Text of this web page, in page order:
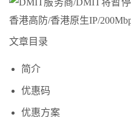
文章目录
简介
优惠码
优惠方案